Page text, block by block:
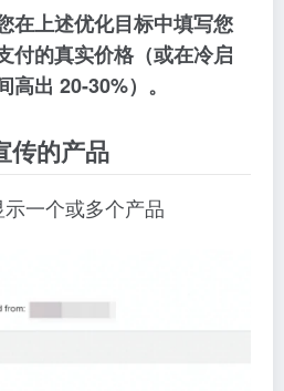
在上述优化目标中填写您
付的真实价格（或在冷启
高出 20-30%）。
传的产品
一个或多个产品